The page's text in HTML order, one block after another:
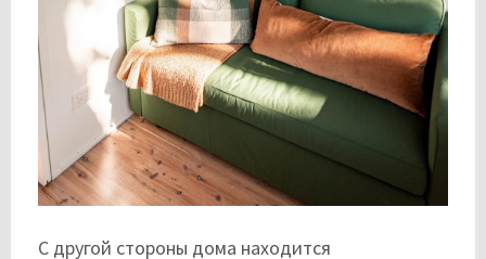
С другой стороны дома находится